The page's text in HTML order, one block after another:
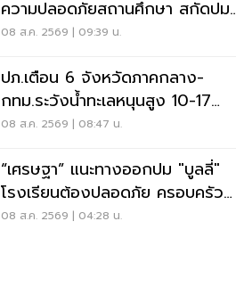
ความปลอดภัยสถานศึกษา สกัดปม
บูลลี่
08 ส.ค. 2569 | 09:39 น.
ปภ.เตือน 6 จังหวัดภาคกลาง-
กทม.ระวังน้ำทะเลหนุนสูง 10-17
ส.ค.69
08 ส.ค. 2569 | 08:47 น.
“เศรษฐา” แนะทางออกปม "บูลลี่"
โรงเรียนต้องปลอดภัย ครอบครัว
ต้องรับฟัง
08 ส.ค. 2569 | 04:28 น.